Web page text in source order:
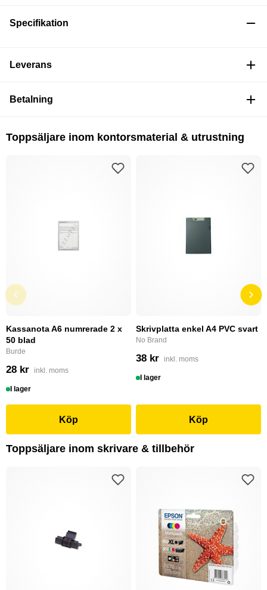
Specifikation
Leverans
Betalning
Toppsäljare inom kontorsmaterial & utrustning
Kassanota A6 numrerade 2 x
50 blad
Burde
28 kr inkl. moms
I lager
Köp
Skrivplatta enkel A4 PVC svart
No Brand
38 kr inkl. moms
I lager
Köp
Toppsäljare inom skrivare & tillbehör